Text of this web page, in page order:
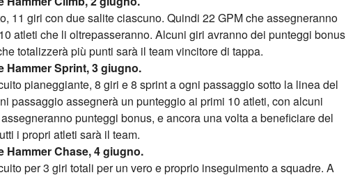
11 giri con due salite ciascuno. Quindi 22 GPM che assegneranno
atleti che li oltrepasseranno. Alcuni giri avranno dei punteggi bonus
totalizzerà più punti sarà il team vincitore di tappa.
Hammer Sprint, 3 giugno.
pianeggiante, 8 giri e 8 sprint a ogni passaggio sotto la linea del
passaggio assegnerà un punteggio ai primi 10 atleti, con alcuni
punteggi bonus, e ancora una volta a beneficiare del
i propri atleti sarà il team.
Hammer Chase, 4 giugno.
per 3 giri totali per un vero e proprio inseguimento a squadre. A